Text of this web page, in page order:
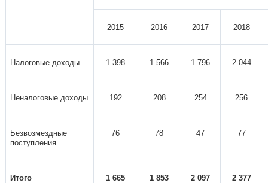
2015 2016 2017 2018
Налоговые доходы 1 398 1 566 1 796 2 044
Неналоговые доходы 192 208 254 256
Безвозмездные
поступления
76 78 47 77
Итого 1 665 1 853 2 097 2 377